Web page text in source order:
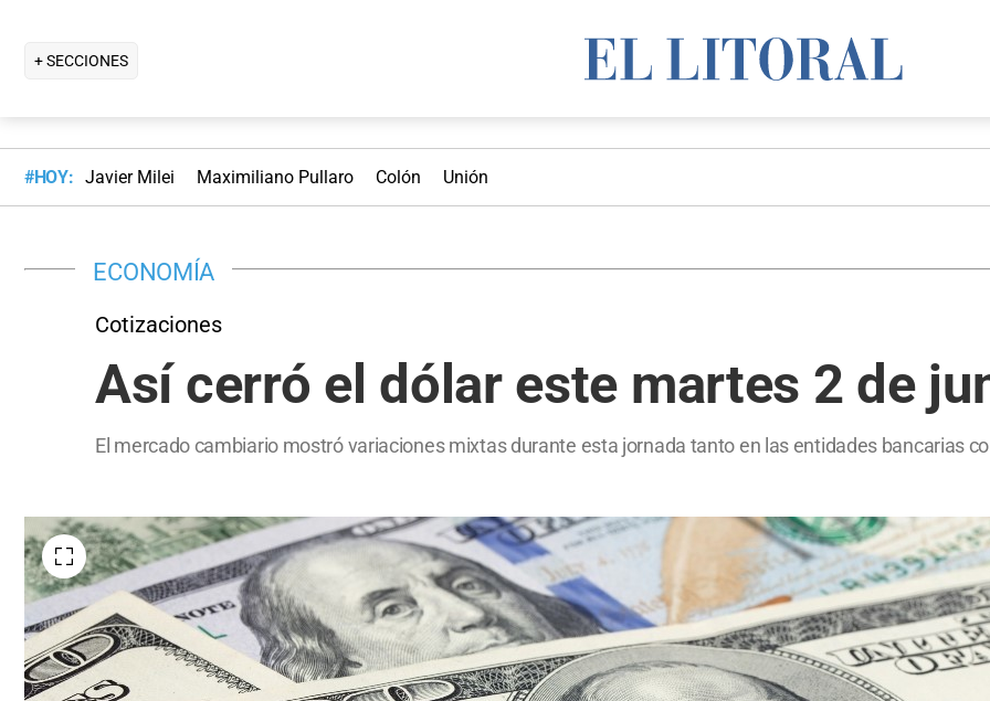
+ SECCIONES
#HOY: Javier Milei Maximiliano Pullaro Colón Unión
ECONOMÍA
Cotizaciones
Así cerró el dólar este martes 2 de
El mercado cambiario mostró variaciones mixtas durante esta jornada tanto en las entidades bancarias